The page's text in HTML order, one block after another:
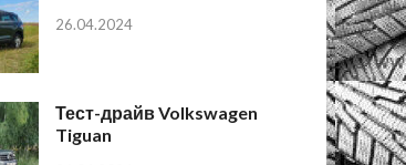
26.04.2024
Тест-драйв Volkswagen
Tiguan